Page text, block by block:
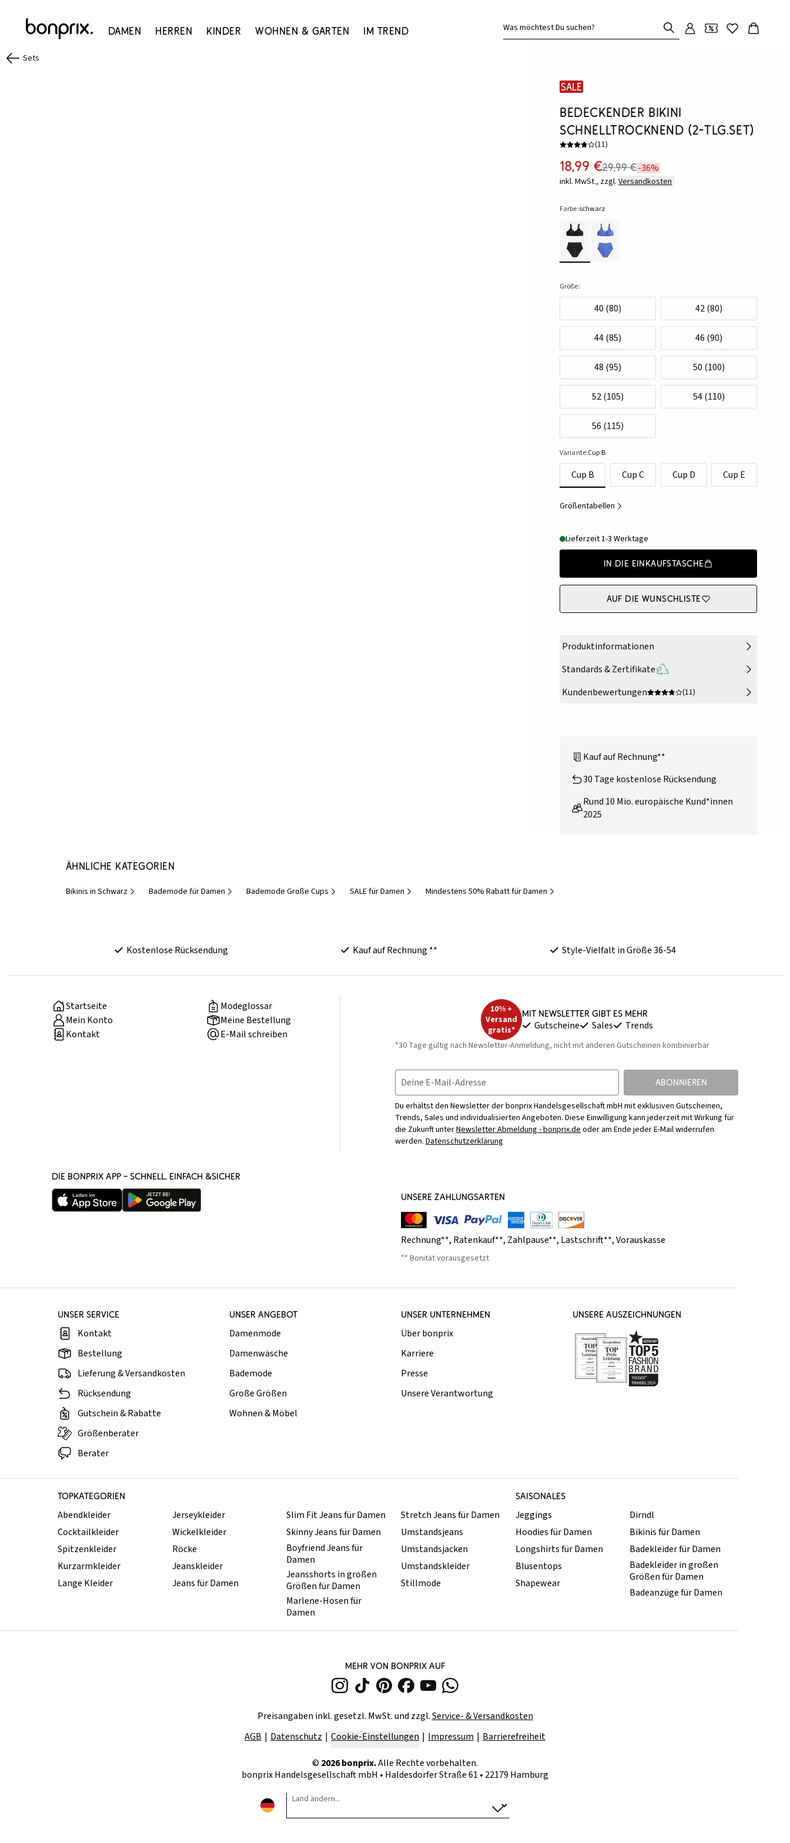
Damen Herren Kinder Wohnen & Garten Im Trend Was möchtest Du suchen?
Sets
SALE
Bedeckender Bikini
schnelltrocknend (2-tlg.Set)
(11)
18,99 €29,99 €-36%
inkl. MwSt., zzgl. Versandkosten
Farbe:schwarz
Größe:
40 (80) 42 (80)
44 (85) 46 (90)
48 (95) 50 (100)
52 (105) 54 (110)
56 (115)
Variante:Cup B
Cup B Cup C Cup D Cup E
Größentabellen
Lieferzeit 1-3 Werktage
In die Einkaufstasche
Auf die Wunschliste
Produktinformationen
Standards & Zertifikate
Kundenbewertungen
(11)
Kauf auf Rechnung**
30 Tage kostenlose Rücksendung
Rund 10 Mio. europäische Kund*innen
2025
Ähnliche Kategorien
Bikinis in Schwarz Bademode für Damen Bademode Große Cups SALE für Damen Mindestens 50% Rabatt für Damen
Kostenlose Rücksendung Kauf auf Rechnung ** Style-Vielfalt in Größe 36-54
Startseite
Modeglossar
Mein Konto
Meine Bestellung
Kontakt
E-Mail schreiben
10% +
Versand
gratis*
Mit Newsletter gibt es mehr
Gutscheine Sales Trends
*30 Tage gültig nach Newsletter-Anmeldung, nicht mit anderen Gutscheinen kombinierbar
Deine E-Mail-Adresse ABONNIEREN
Du erhältst den Newsletter der bonprix Handelsgesellschaft mbH mit exklusiven Gutscheinen,
Trends, Sales und individualisierten Angeboten. Diese Einwilligung kann jederzeit mit Wirkung für
die Zukunft unterNewsletter Abmeldung - bonprix.deoder am Ende jeder E-Mail widerrufen
werden. Datenschutzerklärung
DIE BONPRIX APP – SCHNELL, EINFACH &SICHER
UNSERE ZAHLUNGSARTEN
Rechnung**, Ratenkauf**, Zahlpause**, Lastschrift**,Vorauskasse
** Bonität vorausgesetzt
UNSER SERVICE
Kontakt
Bestellung
Lieferung & Versandkosten
Rücksendung
Gutschein & Rabatte
Größenberater
Berater
UNSER ANGEBOT
Damenmode
Damenwäsche
Bademode
Große Größen
Wohnen & Möbel
UNSER UNTERNEHMEN
Über bonprix
Karriere
Presse
Unsere Verantwortung
UNSERE AUSZEICHNUNGEN
TOPKATEGORIEN SAISONALES
Abendkleider
Cocktailkleider
Spitzenkleider
Kurzarmkleider
Lange Kleider
Jerseykleider
Wickelkleider
Röcke
Jeanskleider
Jeans für Damen
Slim Fit Jeans für Damen
Skinny Jeans für Damen
Boyfriend Jeans für
Damen
Jeansshorts in großen
Größen für Damen
Marlene-Hosen für
Damen
Stretch Jeans für Damen
Umstandsjeans
Umstandsjacken
Umstandskleider
Stillmode
Jeggings
Hoodies für Damen
Longshirts für Damen
Blusentops
Shapewear
Dirndl
Bikinis für Damen
Badekleider für Damen
Badekleider in großen
Größen für Damen
Badeanzüge für Damen
MEHR VON BONPRIX AUF
Preisangaben inkl. gesetzl. MwSt. und zzgl.Service- & Versandkosten
AGB
Datenschutz Cookie-Einstellungen Impressum Barrierefreiheit
© 2026bonprix.Alle Rechte vorbehalten.
bonprix Handelsgesellschaft mbH • Haldesdorfer Straße 61 • 22179 Hamburg
Land ändern...